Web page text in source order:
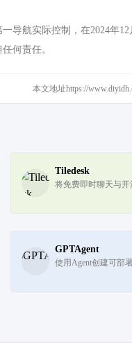
航实际控制，在2024年12
何责任。
本文地址https://
Tiledesk
将免费即时聊天与开
GPTAgent
使用Agent创建可部